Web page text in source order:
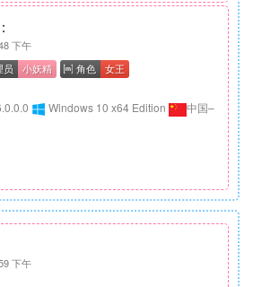
下午
Windows 10 x64 Edition
中国–
下午